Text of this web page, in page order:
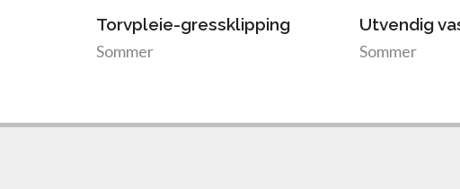
Torvpleie-gressklipping
Sommer
Utvendig
Sommer